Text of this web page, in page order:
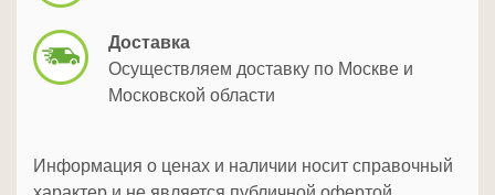
Доставка
Осуществляем доставку по Москве и
Московской области
Информация о ценах и наличии носит справочный